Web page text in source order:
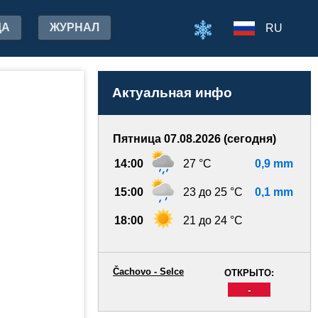
ЖУРНАЛ RU
Актуальная инфо
Пятница 07.08.2026 (сегодня)
14:00 27 °C 0,9 mm
15:00 23 до 25 °C 0,1 mm
18:00 21 до 24 °C
ОТКРЫТО:
-
Čachovo - Selce